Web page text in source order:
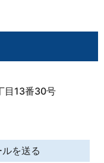
目13番30号
を送る